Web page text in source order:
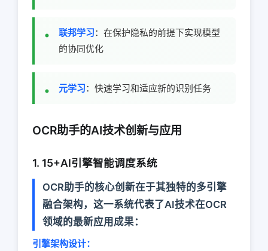
联邦学习：在保护隐私的前提下实现模型
的协同优化
元学习：快速学习和适应新的识别任务
OCR助手的AI技术创新与应用
1. 15+AI引擎智能调度系统
OCR助手的核心创新在于其独特的多引擎
融合架构，这一系统代表了AI技术在OCR
领域的最新应用成果：
引擎架构设计：